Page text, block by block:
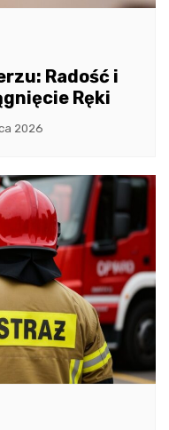
Radość i
Ręki
2026